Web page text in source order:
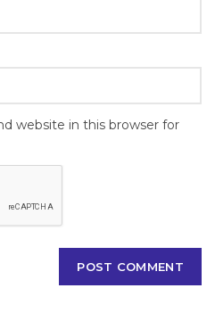
website in this browser for